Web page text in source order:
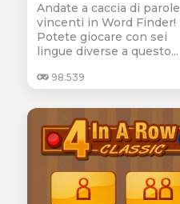
Andate a caccia di parole
vincenti in Word Finder!
Potete giocare con sei
lingue diverse a questo...
98.539